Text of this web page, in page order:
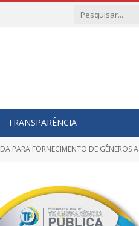
TRANSPARÊNCIA
DE GÊNEROS ALIMENTÍCIOS DE ORIGEM ANIMAL)